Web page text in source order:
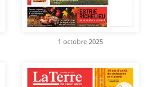
1 octobre 2025